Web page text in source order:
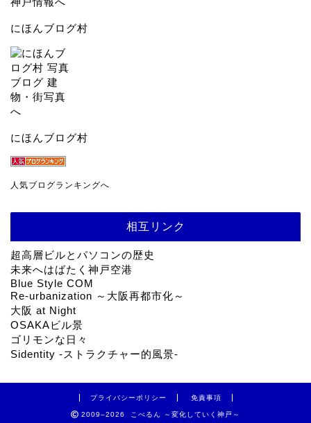
にほんブログ村
にほんブログ村
人気ブログランキングへ
相互リンク
超高層ビルとパソコンの歴史
未来へはばたく神戸空港
Blue Style COM
Re-urbanization ～大阪再都市化～
大阪 at Night
OSAKAビル景
ゴリモンな日々
Sidentity -ストラクチャー的風景-
プライバシーポリシー 免責事項
2009–2026 こべるん ～変化していく神戸～